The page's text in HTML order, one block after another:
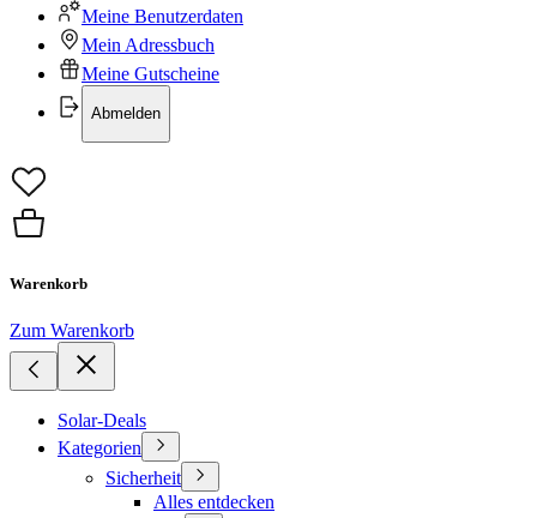
Meine Benutzerdaten
Mein Adressbuch
Meine Gutscheine
Abmelden
Warenkorb
Zum Warenkorb
Solar-Deals
Kategorien
Sicherheit
Alles entdecken